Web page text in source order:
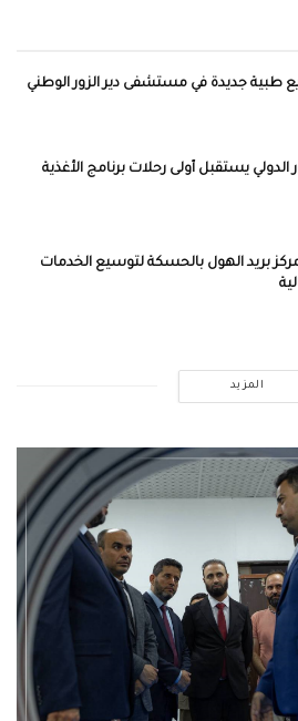
طبية جديدة في مستشفى دير الزور الوطني
الدولي يستقبل أولى رحلات برنامج الأغذية
مركز بريد الهول بالحسكة لتوسيع الخدمات
المزيد